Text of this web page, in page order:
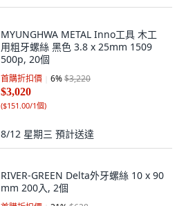
MYUNGHWA METAL Inno工具 木工
用粗牙螺絲 黑色 3.8 x 25mm 1509
500p, 20個
首購折扣價 6%$3,220
$3,020
($151.00/1個)
8/12 星期三 預計送達
RIVER-GREEN Delta外牙螺絲 10 x 90
mm 200入, 2個